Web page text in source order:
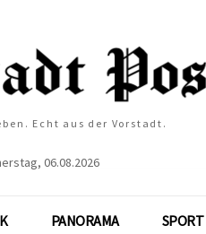
Echt aus der Vorstadt.
06.08.2026
PANORAMA SPORT